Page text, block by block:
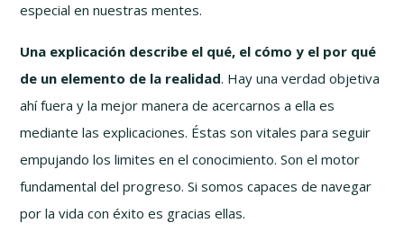
especial en nuestras mentes.
Una explicación describe el qué, el cómo y el por qué
de un elemento de la realidad. Hay una verdad objetiva
ahí fuera y la mejor manera de acercarnos a ella es
mediante las explicaciones. Éstas son vitales para seguir
empujando los limites en el conocimiento. Son el motor
fundamental del progreso. Si somos capaces de navegar
por la vida con éxito es gracias ellas.